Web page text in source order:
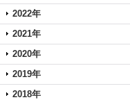
2022年
2021年
2020年
2019年
2018年